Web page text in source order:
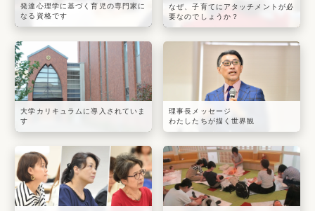
発達心理学に基づく育児の専門家に
なる資格です
なぜ、子育てにアタッチメントが必
要なのでしょうか？
大学カリキュラムに導入されていま
す
理事長メッセージ
わたしたちが描く世界観